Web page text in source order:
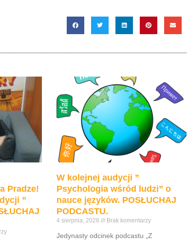
Pradze!
”
W kolejnej audycji ”
Psychologia wśród ludzi” o
nauce języków. POSŁUCHAJ
PODCASTU.
4 sierpnia, 2026 Brak komentarzy
Jedynasty odcinek podcastu „Z